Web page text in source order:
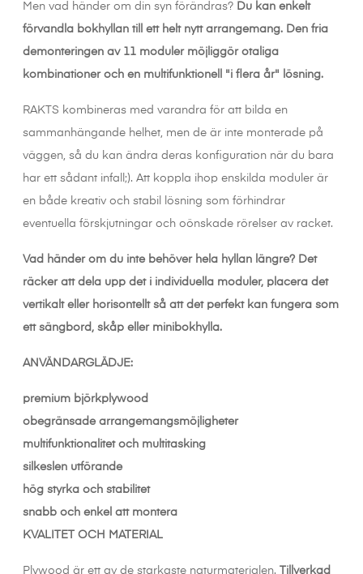
Men vad händer om din syn förändras? Du kan enkelt
förvandla bokhyllan till ett helt nytt arrangemang. Den fria
demonteringen av 11 moduler möjliggör otaliga
kombinationer och en multifunktionell "i flera år" lösning.
RAKTS kombineras med varandra för att bilda en
sammanhängande helhet, men de är inte monterade på
väggen, så du kan ändra deras konfiguration när du bara
har ett sådant infall;). Att koppla ihop enskilda moduler är
en både kreativ och stabil lösning som förhindrar
eventuella förskjutningar och oönskade rörelser av racket.
Vad händer om du inte behöver hela hyllan längre? Det
räcker att dela upp det i individuella moduler, placera det
vertikalt eller horisontellt så att det perfekt kan fungera som
ett sängbord, skåp eller minibokhylla.
ANVÄNDARGLÄDJE:
premium björkplywood
obegränsade arrangemangsmöjligheter
multifunktionalitet och multitasking
silkeslen utförande
hög styrka och stabilitet
snabb och enkel att montera
KVALITET OCH MATERIAL
Plywood är ett av de starkaste naturmaterialen. Tillverkad